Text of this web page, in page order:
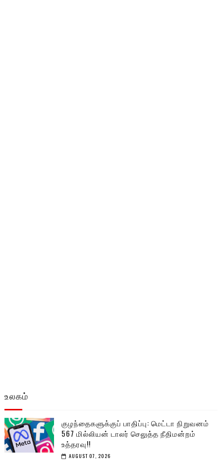
உலகம்
குழந்தைகளுக்குப் பாதிப்பு: மெட்டா நிறுவனம்
567 மில்லியன் டாலர் செலுத்த நீதிமன்றம்
உத்தரவு!!
AUGUST 07, 2026